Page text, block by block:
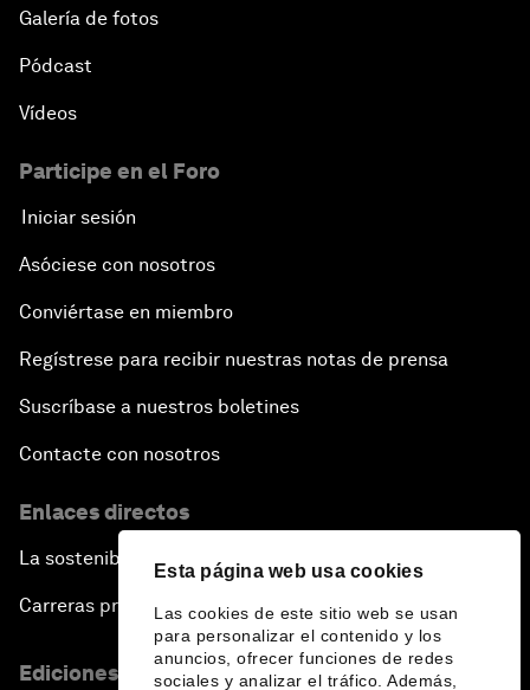
Esta página web usa cookies
Las cookies de este sitio web se usan
para personalizar el contenido y los
anuncios, ofrecer funciones de redes
sociales y analizar el tráfico. Además,
Galería de fotos
Pódcast
Vídeos
Participe en el Foro
Iniciar sesión
Asóciese con nosotros
Conviértase en miembro
Regístrese para recibir nuestras notas de prensa
Suscríbase a nuestros boletines
Contacte con nosotros
Enlaces directos
La sostenibilidad en el Foro
Carreras profesionales
Ediciones en otros idiomas